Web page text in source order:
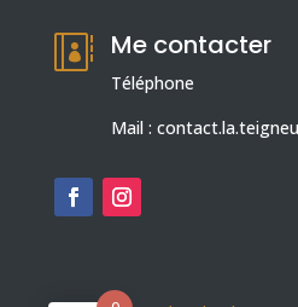
 Me contacter
Téléphone
Mail :